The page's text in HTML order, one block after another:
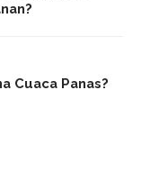
Cuaca Panas?